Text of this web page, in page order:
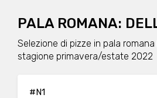
PALA ROMANA:
Selezione di pizze in pala
stagione primavera/estate 2022
#N1